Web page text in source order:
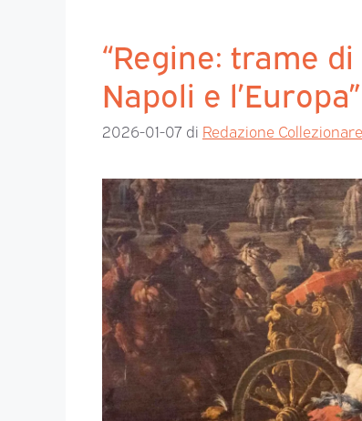
“Regine: trame
Napoli e l’Europa”
2026-01-07 di Redazione Collezionare